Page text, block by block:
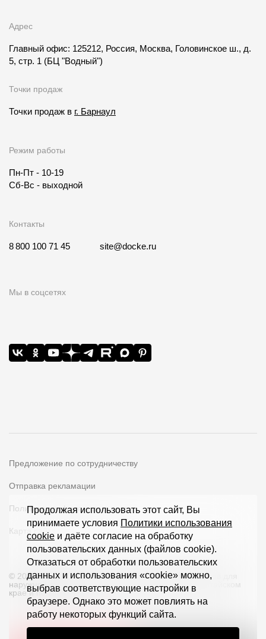
Адрес
Главный офис: 125212, Россия, Москва, Головинское ш., д.
5, стр. 1 (БЦ "Водный")
Точки продаж
Точки продаж в г. Барнаул
Режим работы
Пн-Пт - 10-19
Сб-Вс - выходной
Контакты
8 800 100 71 45 site@docke.ru
Мы в соцсетях
Предложение по сотрудничеству
Отправка рекламации
Политика конфиденциальности
Карта сайта
© 2026 ООО «Дёке Экстружн» - производство товаров для
наружной отделки загородных домов и кровли в Алтайском
крае и по всей РФ
Продолжая использовать этот сайт, Вы
принимаете условия Политики использования
cookie и даёте согласие на обработку
пользовательских данных (файлов cookie).
Отказаться от обработки пользовательских
данных и использования «cookie» можно,
выбрав соответствующие настройки в
браузере. Однако это может повлиять на
работу некоторых функций сайта.